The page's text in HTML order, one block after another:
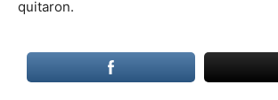
quitaron.